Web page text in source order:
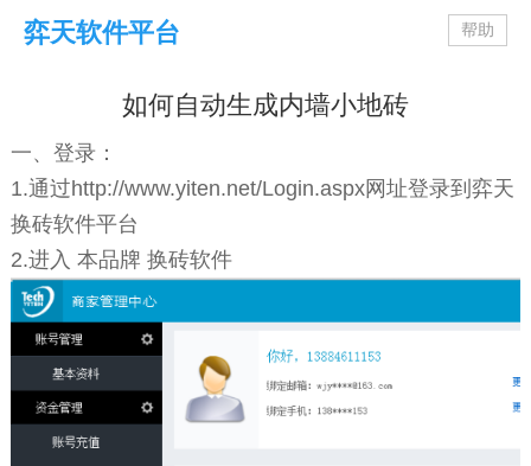
弈天软件平台 帮助
如何自动生成内墙小地砖
一、登录：
1.通过http://www.yiten.net/Login.aspx网址登录到弈天
换砖软件平台
2.进入 本品牌 换砖软件